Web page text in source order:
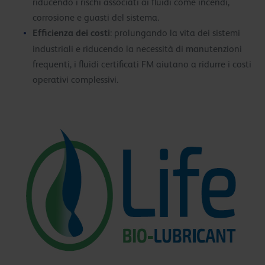
riducendo i rischi associati ai fluidi come incendi,
corrosione e guasti del sistema.
Efficienza dei costi: prolungando la vita dei sistemi
industriali e riducendo la necessità di manutenzioni
frequenti, i fluidi certificati FM aiutano a ridurre i costi
operativi complessivi.